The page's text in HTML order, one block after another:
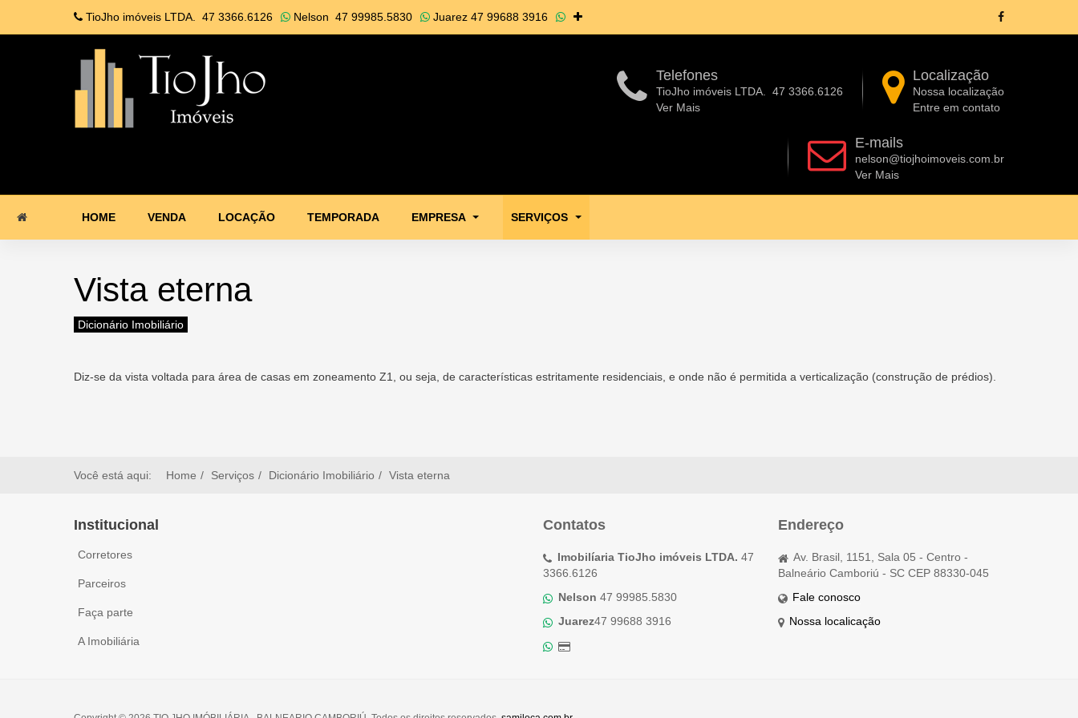
TioJho imóveis LTDA. 47 3366.6126 Nelson 47 99985.5830 Juarez 47 99688 3916
Telefones
TioJho imóveis LTDA.
47 3366.6126
Ver Mais
Localização
Nossa localização
Entre em contato
E-mails
nelson@tiojhoimoveis.com.br
Ver Mais
HOME VENDA LOCAÇÃO TEMPORADA EMPRESA SERVIÇOS
Vista eterna
Dicionário Imobiliário
Diz-se da vista voltada para área de casas em zoneamento Z1, ou seja, de características estritamente residenciais, e onde não é permitida a verticalização (construção de prédios).
Você está aqui: Home Serviços Dicionário Imobiliário Vista eterna
Institucional
Corretores
Parceiros
Faça parte
A Imobiliária
Contatos
Imobilíaria TioJho imóveis LTDA. 47
3366.6126
Nelson 47 99985.5830
Juarez47 99688 3916
Endereço
Av. Brasil, 1151, Sala 05 - Centro -
Balneário Camboriú - SC CEP 88330-045
Fale conosco
Nossa localicação